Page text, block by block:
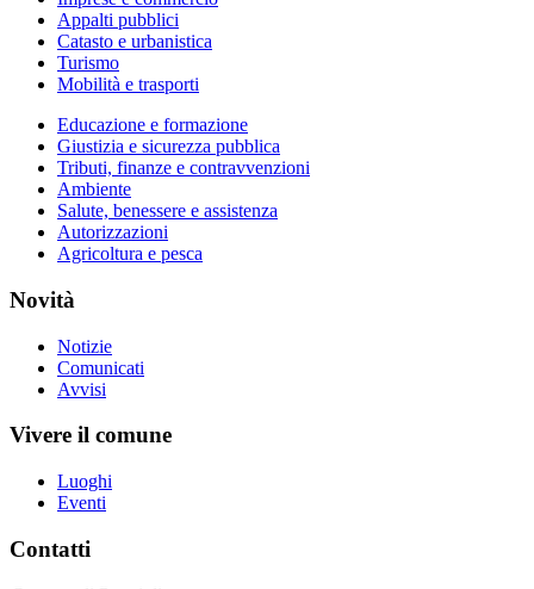
Appalti pubblici
Catasto e urbanistica
Turismo
Mobilità e trasporti
Educazione e formazione
Giustizia e sicurezza pubblica
Tributi, finanze e contravvenzioni
Ambiente
Salute, benessere e assistenza
Autorizzazioni
Agricoltura e pesca
Novità
Notizie
Comunicati
Avvisi
Vivere il comune
Luoghi
Eventi
Contatti